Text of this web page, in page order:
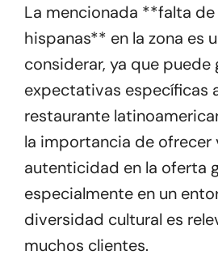
La mencionada **falta
hispanas** en la zona es
considerar, ya que puede
expectativas específicas
restaurante
la importancia de ofrecer
autenticidad en la oferta
especialmente en un
diversidad cultural es
muchos clientes.